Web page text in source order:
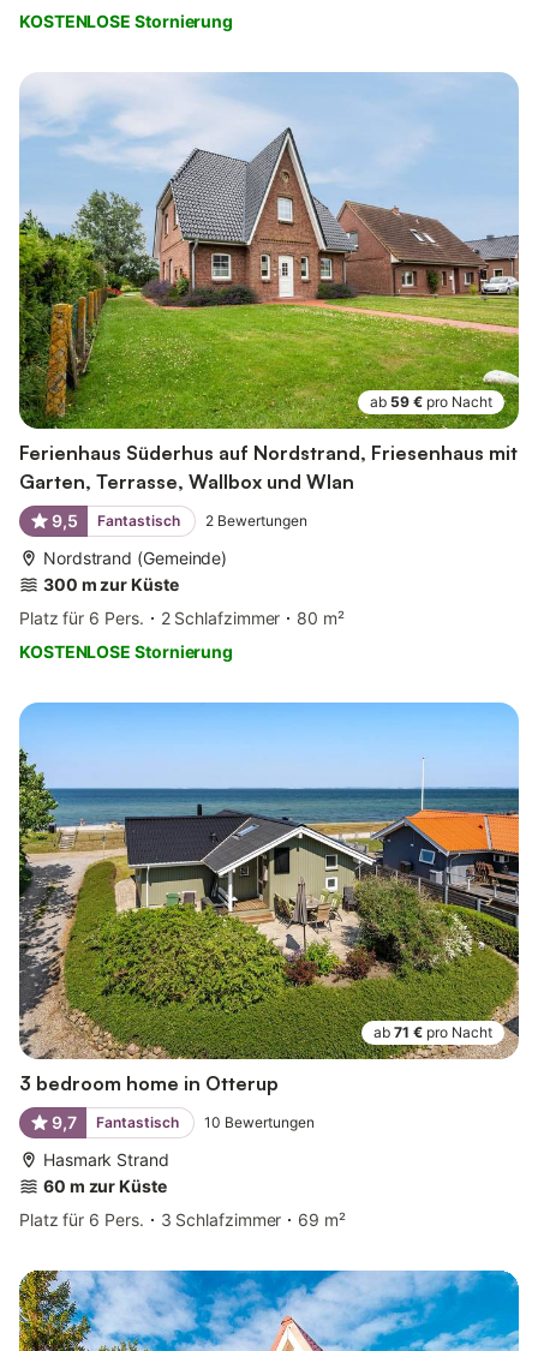
KOSTENLOSE Stornierung
ab 59 € pro Nacht
Ferienhaus Süderhus auf Nordstrand, Friesenhaus mit
Garten, Terrasse, Wallbox und Wlan
9,5 Fantastisch 2 Bewertungen
Nordstrand (Gemeinde)
300 m zur Küste
Platz für 6 Pers.
2 Schlafzimmer
80 m²
KOSTENLOSE Stornierung
ab 71 € pro Nacht
3 bedroom home in Otterup
9,7 Fantastisch 10 Bewertungen
Hasmark Strand
60 m zur Küste
Platz für 6 Pers.
3 Schlafzimmer 69 m²